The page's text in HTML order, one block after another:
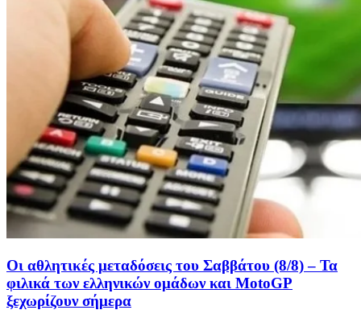
Οι αθλητικές μεταδόσεις του Σαββάτου (8/8) – Τα
φιλικά των ελληνικών ομάδων και MotoGP
ξεχωρίζουν σήμερα